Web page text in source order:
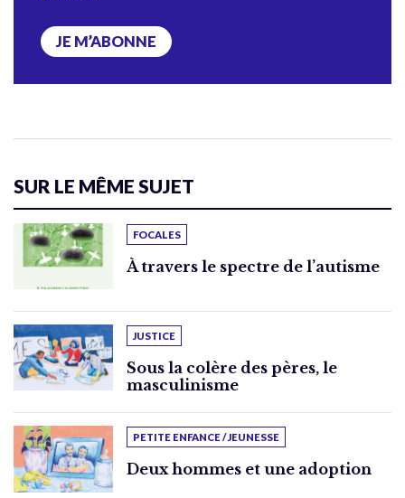
JE M’ABONNE
SUR LE MÊME SUJET
FOCALES
À travers le spectre de l’autisme
JUSTICE
Sous la colère des pères, le
masculinisme
PETITE ENFANCE / JEUNESSE
Deux hommes et une adoption